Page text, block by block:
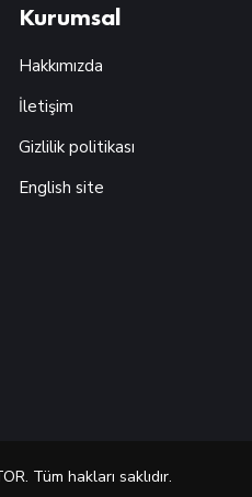
Kurumsal
Hakkımızda
İletişim
Gizlilik politikası
English site
Tüm hakları saklıdır.